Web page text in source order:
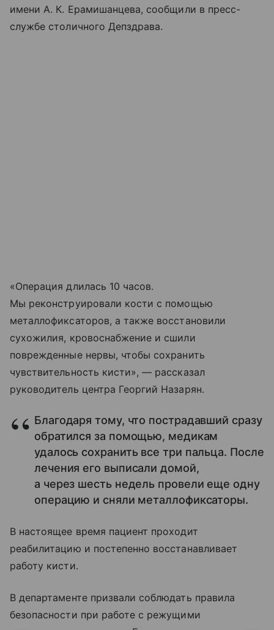
имени А. К. Ерамишанцева, сообщили в пресс-
службе столичного Депздрава.
«Операция длилась 10 часов.
Мы реконструировали кости с помощью
металлофиксаторов, а также восстановили
сухожилия, кровоснабжение и сшили
поврежденные нервы, чтобы сохранить
чувствительность кисти», — рассказал
руководитель центра Георгий Назарян.
Благодаря тому, что пострадавший сразу
обратился за помощью, медикам
удалось сохранить все три пальца. После
лечения его выписали домой,
а через шесть недель провели еще одну
операцию и сняли металлофиксаторы.
В настоящее время пациент проходит
реабилитацию и постепенно восстанавливает
работу кисти.
В департаменте призвали соблюдать правила
безопасности при работе с режущими